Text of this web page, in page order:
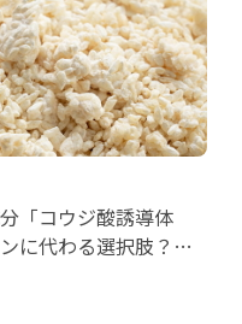
「コウジ酸誘導体
に代わる選択肢？効